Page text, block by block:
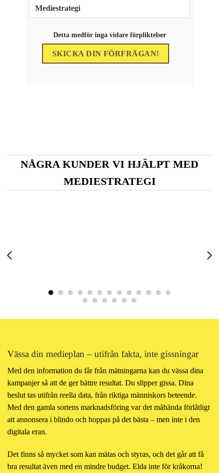
Detta medför inga vidare förpliktelser
NÅGRA KUNDER VI HJÄLPT MED
MEDIESTRATEGI
MORA HOTELL –
MEDIESTRATEGI
Mediestrategi – grunden för all effektiv digital marknadsföring.
Denna strategiska plan har legat till grund för de andra strategiska
åtgärder vi har gjort för denna kund: SEO, SEM och sociala medier
Vässa din medieplan – utifrån fakta, inte gissningar
Med den information du får från mätningarna kan du vässa dina
kampanjer så att de ger bättre resultat. Du slipper gissa. Dina
beslut tas utifrån reella data, från riktiga människors beteende.
Med den gamla sortens marknadsföring var det måhända förlåtligt
att annonsera i blindo och hoppas på det bästa – men inte i den
digitala eran.
Det finns så mycket som kan mätas och styras, och det går att få
bra resultat även med en mindre budget. Elda inte för kråkorna!
intressen och ditt
surfar ökar du
chansen att få se